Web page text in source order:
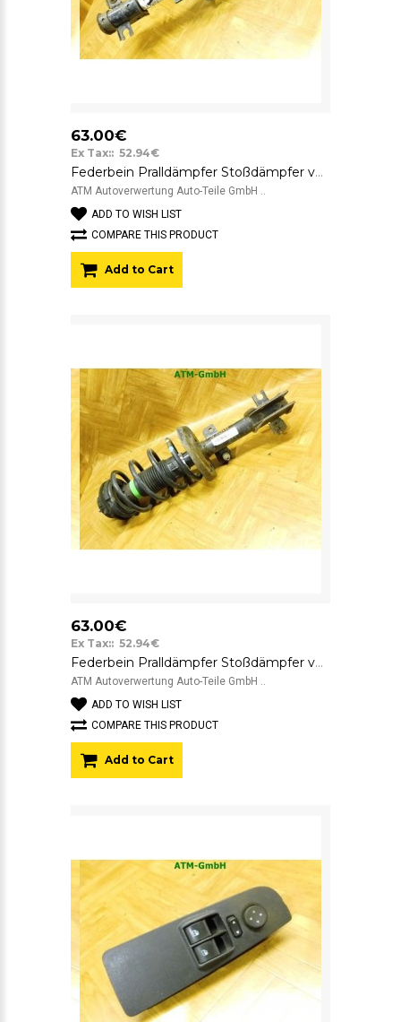
63.00€
Ex Tax:: 52.94€
Federbein Pralldämpfer Stoßdämpfer vorne links Fiat Bravo Fahrerseite
ATM Autoverwertung Auto-Teile GmbH ..
ADD TO WISH LIST
COMPARE THIS PRODUCT
Add to Cart
63.00€
Ex Tax:: 52.94€
Federbein Pralldämpfer Stoßdämpfer vorne rechts Fiat Bravo 50711343
ATM Autoverwertung Auto-Teile GmbH ..
ADD TO WISH LIST
COMPARE THIS PRODUCT
Add to Cart